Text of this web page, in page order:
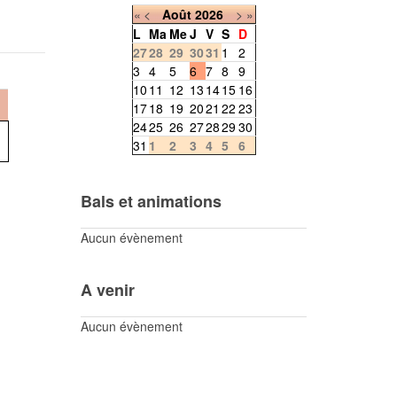
«< Août 2026 >»
L Ma MeJ V S D
2728 29 3031 1
2
3 4 5 6 7 8 9
10 11 12 13 1415 16
1718 19 2021 22 23
2425 26 27282930
31 1 2 3 4 5 6
Bals et animations
Aucun évènement
A venir
Aucun évènement